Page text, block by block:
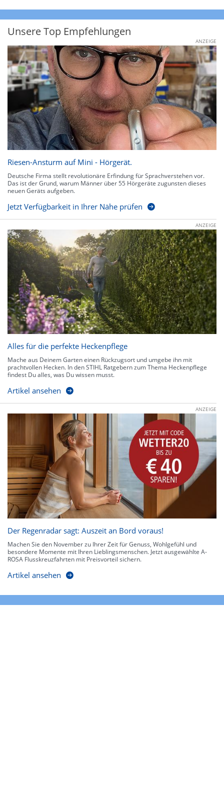
Unsere Top Empfehlungen
ANZEIGE
Riesen-Ansturm auf Mini - Hörgerät.
Deutsche Firma stellt revolutionäre Erfindung für Sprachverstehen vor.
Das ist der Grund, warum Männer über 55 Hörgeräte zugunsten dieses
neuen Geräts aufgeben.
Jetzt Verfügbarkeit in Ihrer Nähe prüfen
ANZEIGE
Alles für die perfekte Heckenpflege
Mache aus Deinem Garten einen Rückzugsort und umgebe ihn mit
prachtvollen Hecken. In den STIHL Ratgebern zum Thema Heckenpflege
findest Du alles, was Du wissen musst.
Artikel ansehen
ANZEIGE
Der Regenradar sagt: Auszeit an Bord voraus!
Machen Sie den November zu Ihrer Zeit für Genuss, Wohlgefühl und
besondere Momente mit Ihren Lieblingsmenschen. Jetzt ausgewählte A-
ROSA Flusskreuzfahrten mit Preisvorteil sichern.
Artikel ansehen